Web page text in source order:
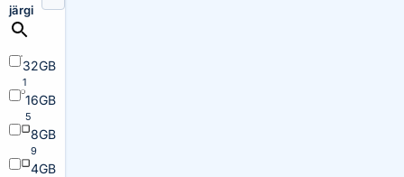
järgi
32GB
1
16GB
5
8GB
9
4GB